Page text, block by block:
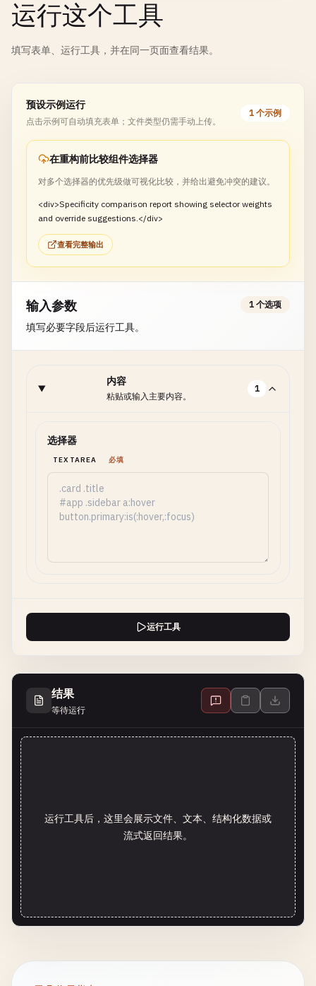
运行这个工具
填写表单、运行工具，并在同一页面查看结果。
预设示例运行
点击示例可自动填充表单；文件类型仍需手动上传。
1 个示例
在重构前比较组件选择器
对多个选择器的优先级做可视化比较，并给出避免冲突的建议。
<div>Specificity comparison report showing selector weights
and override suggestions.</div>
查看完整输出
输入参数
填写必要字段后运行工具。
1 个选项
内容
粘贴或输入主要内容。
1
选择器
TEXTAREA 必填
运行工具
结果
等待运行
运行工具后，这里会展示文件、文本、结构化数据或
流式返回结果。